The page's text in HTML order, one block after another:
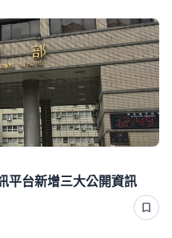
平台新增三大公開資訊